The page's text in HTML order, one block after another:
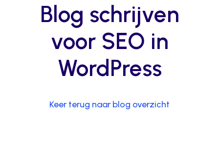
Blog schrijven
voor SEO in
WordPress
Keer terug naar blog overzicht